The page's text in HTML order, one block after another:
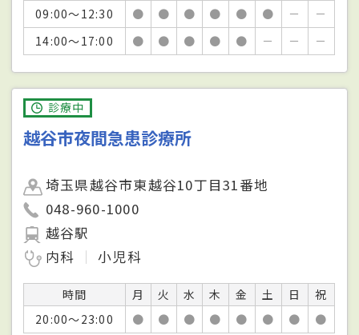
09:00～12:30
● ● ● ● ● ● －
－
14:00～17:00
● ● ● ● ● － － －
診療中
越谷市夜間急患診療所
埼玉県越谷市東越谷10丁目31番地
048-960-1000
越谷駅
内科
小児科
時間 月 火 水 木 金 土 日
祝
20:00～23:00
● ● ● ● ● ● ● ●